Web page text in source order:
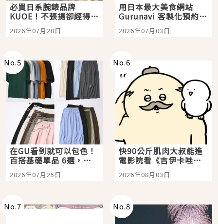
必買日系腕錶品牌
KUOE！不張揚卻經得起
時間洗鍊的經典之作五
選
2026年07月20日
用日本最大美食網站
Gurunavi 客製化預約九
大都市餐廳，打造專屬
美食體驗！
2026年07月03日
No.5
在GU看到就可以包色！
百搭基礎單品 6選，閉
眼全收也不心疼
2026年07月25日
No.6
快90公斤肌肉大叔能進
電影院看《吉伊卡哇》
嗎？日本重金屬樂團
「打首」會長與nagano
2026年08月03日
No.7 No.8